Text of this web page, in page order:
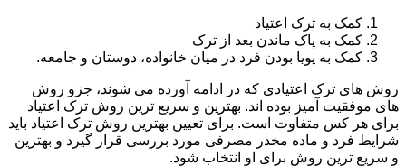
کمک به ترک اعتیاد
کمک به پاک ماندن بعد از ترک
کمک به پویا بودن فرد در میان خانواده، دوستان و جامعه.
روش های ترک اعتیادی که در ادامه آورده می شوند، جزو روش
های موفقیت آمیز بوده اند. بهترین و سریع ترین روش ترک اعتیاد
برای هر کس متفاوت است. برای تعیین بهترین روش ترک اعتیاد باید
شرایط فرد و ماده مخدر مصرفی مورد بررسی قرار گیرد و بهترین
و سریع ترین روش برای او انتخاب شود.